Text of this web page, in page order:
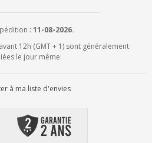
: 11-08-2026.
12h (GMT + 1) sont généralement
le jour même.
à ma liste d'envies